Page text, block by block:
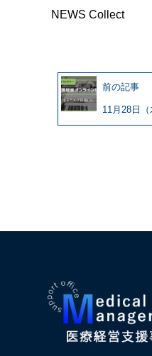
NEWS Collect
前の記事
11月28日